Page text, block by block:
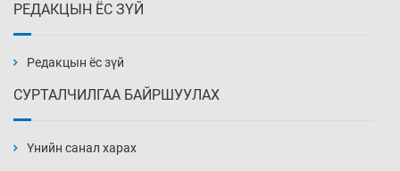
Уржигдар 14 цаг 00 мин
нэмэгджээ
РЕДАКЦЫН ЁС ЗҮЙ
Редакцын ёс зүй
СУРТАЛЧИЛГАА БАЙРШУУЛАХ
Үнийн санал харах